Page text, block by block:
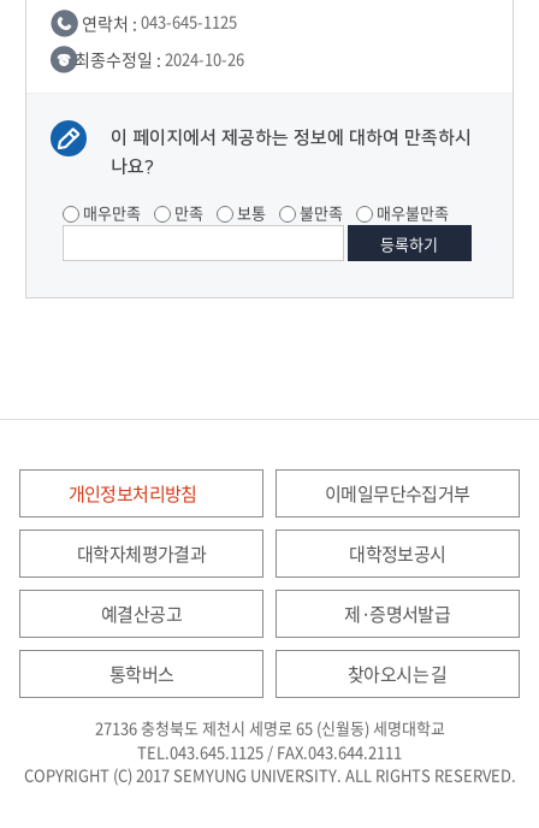
연락처 : 043-645-1125
최종수정일 : 2024-10-26
이 페이지에서 제공하는 정보에 대하여 만족하시
나요?
매우만족 만족 보통 불만족 매우불만족
개인정보처리방침 이메일무단수집거부
대학자체평가결과 대학정보공시
예결산공고 제·증명서발급
통학버스 찾아오시는 길
27136 충청북도 제천시 세명로 65 (신월동) 세명대학교
TEL.043.645.1125 / FAX.043.644.2111
COPYRIGHT (C) 2017 SEMYUNG UNIVERSITY. ALL RIGHTS RESERVED.